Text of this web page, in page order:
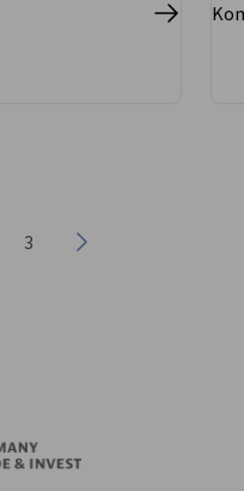
3
Nächste